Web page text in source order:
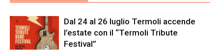
Dal 24 al 26 luglio Termoli accende
l’estate con il “Termoli Tribute
Festival”